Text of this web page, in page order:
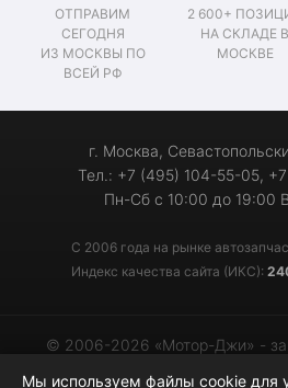
ОТПРАВИМ
СЕГОДНЯ
ИЗ МОСКВЫ ПО
ВСЕЙ РФ
2 600+
НА СКЛАДЕ В
МОСКВЕ
г. Москва,
Тел.: +7 (495) 104-55-05,
Пн-Сб с 10:00 до 19:00
С 2006 года на рынке
Индекс качества сайта (ИКС):
© 2006-2026 «Мотор-Джи» -
Мы используем файлы cookie для